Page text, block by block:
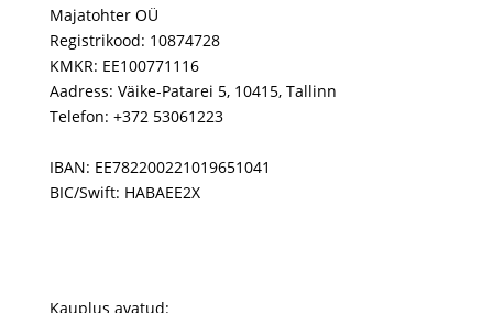
Majatohter OÜ
Registrikood: 10874728
KMKR: EE100771116
Aadress: Väike-Patarei 5, 10415, Tallinn
Telefon: +372 53061223
IBAN: EE782200221019651041
BIC/Swift: HABAEE2X
Kauplus avatud: